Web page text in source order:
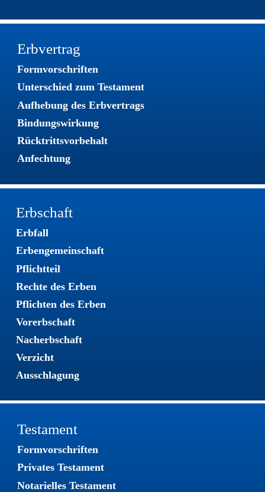
Erbschaft
Erbfall
Erbengemeinschaft
Pflichtteil
Rechte des Erben
Pflichten des Erben
Vorerbschaft
Nacherbschaft
Verzicht
Ausschlagung
Testament
Formvorschriften
Privates Testament
Notarielles Testament
Erbvertrag
Formvorschriften
Unterschied zum Testament
Aufhebung des Erbvertrags
Bindungswirkung
Rücktrittsvorbehalt
Anfechtung